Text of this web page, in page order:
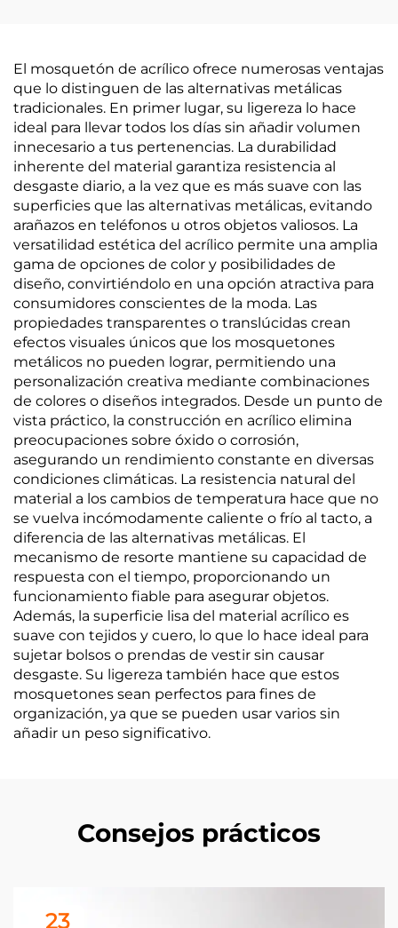
El mosquetón de acrílico ofrece numerosas ventajas
que lo distinguen de las alternativas metálicas
tradicionales. En primer lugar, su ligereza lo hace
ideal para llevar todos los días sin añadir volumen
innecesario a tus pertenencias. La durabilidad
inherente del material garantiza resistencia al
desgaste diario, a la vez que es más suave con las
superficies que las alternativas metálicas, evitando
arañazos en teléfonos u otros objetos valiosos. La
versatilidad estética del acrílico permite una amplia
gama de opciones de color y posibilidades de
diseño, convirtiéndolo en una opción atractiva para
consumidores conscientes de la moda. Las
propiedades transparentes o translúcidas crean
efectos visuales únicos que los mosquetones
metálicos no pueden lograr, permitiendo una
personalización creativa mediante combinaciones
de colores o diseños integrados. Desde un punto de
vista práctico, la construcción en acrílico elimina
preocupaciones sobre óxido o corrosión,
asegurando un rendimiento constante en diversas
condiciones climáticas. La resistencia natural del
material a los cambios de temperatura hace que no
se vuelva incómodamente caliente o frío al tacto, a
diferencia de las alternativas metálicas. El
mecanismo de resorte mantiene su capacidad de
respuesta con el tiempo, proporcionando un
funcionamiento fiable para asegurar objetos.
Además, la superficie lisa del material acrílico es
suave con tejidos y cuero, lo que lo hace ideal para
sujetar bolsos o prendas de vestir sin causar
desgaste. Su ligereza también hace que estos
mosquetones sean perfectos para fines de
organización, ya que se pueden usar varios sin
añadir un peso significativo.
Consejos prácticos
23